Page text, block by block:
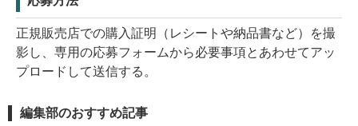
正規販売店での購入証明（レシートや納品書など）を撮
影し、専用の応募フォームから必要事項とあわせてアッ
プロードして送信する。
編集部のおすすめ記事